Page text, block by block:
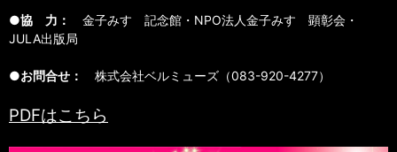
●協 力： 金子みすゞ記念館・NPO法人金子みすゞ顕彰会・
JULA出版局
●お問合せ： 株式会社ベルミューズ（083-920-4277）
PDFはこちら